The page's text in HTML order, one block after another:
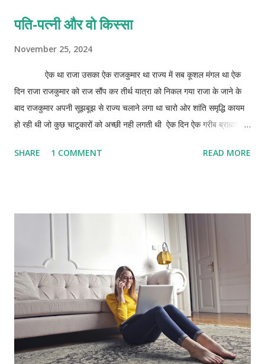
ब्लेड प्रेशर गैस आदि आदि फिर भी दिन भर भागदौड़ कर रात्रि दो बजे तक हिसाब
कभी टोकती तब यू कहकर टरका देते कि बस अब आख़री साल ...
पति-पत्नी और वो किस्सा
November 25, 2024
ऐक था राजा उसका ऐक राजकुमार था राज्य में सब कूशल मंगल था ऐक
दिन राजा राजकुमार को राज सौंप कर तीर्थ यात्रा को निकल गया राजा के जाने के
बाद राजकुमार अपनी सूझबूझ से राज्य चलाने लगा था चारो ओर शांति समृद्धि कायम
हो रही थी जो कुछ चाटूकारों को अच्छी नही लगती थी ऐक दिन ऐक गरीब ब्राह्मण
कारण धन नहीं था पत्नी के बार बार कहने पर वह आया था पर ब्राह्मण सिद्धांत का
आपसे आर्थिक मदद चाहिए तब राजकुमार ने कहा हे ब्राह्मण आपके लिए रात को खोल
देता हूं आपको जितना भी लगे आप ले जा सकते हैं तब ब्राह्मण बोला नहीं नहीं राजन
मैं फ्री में किसी से दान भी नहीं लेता मैं आपको एक कागज दे रहा हूं वक्त आने पर इसे
पढ़िए गा बहुत काम आएगा खैर ब्राह्मण कागज दे कर धन लेकर अपने घर रवाना ह...
SHARE 1 COMMENT READ MORE